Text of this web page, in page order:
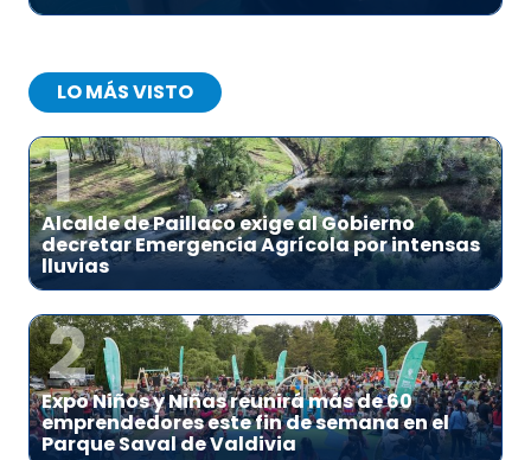
LO MÁS VISTO
1
Alcalde de Paillaco exige al Gobierno
decretar Emergencia Agrícola por intensas
lluvias
2
Expo Niños y Niñas reunirá más de 60
emprendedores este fin de semana en el
Parque Saval de Valdivia